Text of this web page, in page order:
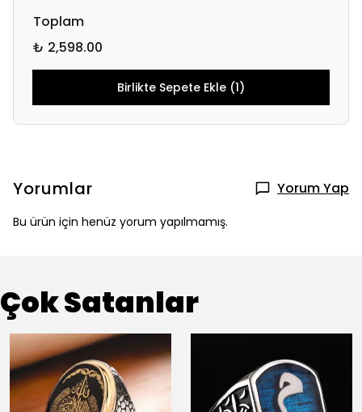
Toplam
₺ 2,598.00
Birlikte Sepete Ekle (1)
Yorumlar Yorum Yap
Bu ürün için henüz yorum yapılmamış.
Çok Satanlar